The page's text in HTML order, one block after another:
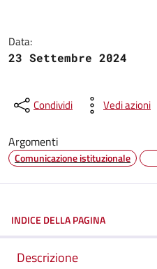
Data:
23 Settembre 2024
Condividi Vedi azioni
Argomenti
Comunicazione istituzionale
INDICE DELLA PAGINA
Descrizione